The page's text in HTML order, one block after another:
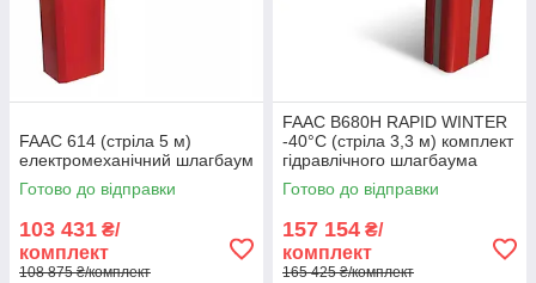
FAAC 614 (стріла 5 м)
електромеханічний шлагбаум
Готово до відправки
103 431 ₴/
комплект
108 875 ₴/комплект
FAAC B680H RAPID WINTER
-40°C (стріла 3,3 м) комплект
гідравлічного шлагбаума
Готово до відправки
157 154 ₴/
комплект
165 425 ₴/комплект